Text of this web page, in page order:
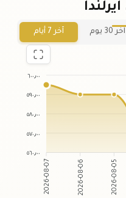
آخر 30 يوم آخر 7 أيام
٦٠٠٫٠٠
٥٩٠٫٠٠
٥٨٠٫٠٠
٥٧٠٫٠٠
٥٦٠٫٠٠
2026-08-07 2026-08-06 2026-08-05